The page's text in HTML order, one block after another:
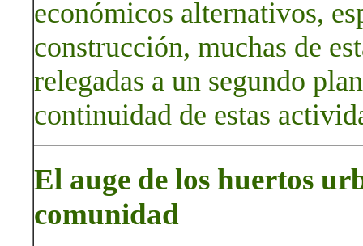
económicos alternativos,
construcción, muchas de
relegadas a un segundo
continuidad de estas
El auge de los huertos
comunidad